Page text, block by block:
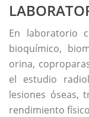
En laboratorio
bioquímico,
orina,
el estudio
lesiones óseas,
rendimiento